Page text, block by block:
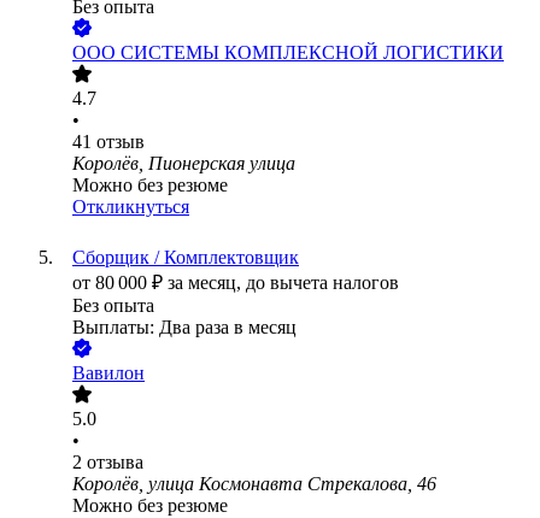
Без опыта
ООО СИСТЕМЫ КОМПЛЕКСНОЙ ЛОГИСТИКИ
4.7
•
41 отзыв
Королёв, Пионерская улица
Можно без резюме
Откликнуться
Сборщик / Комплектовщик
от 80 000 ₽ за месяц, до вычета налогов
Без опыта
Выплаты: Два раза в месяц
Вавилон
5.0
•
2 отзыва
Королёв, улица Космонавта Стрекалова, 46
Можно без резюме